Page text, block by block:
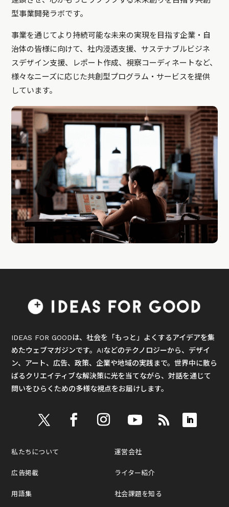
型事業開発ラボです。
事業を通じてより持続可能な未来の実現を目指す企業・自
治体の皆様に向けて、社内浸透支援、サステナブルビジネ
スデザイン支援、レポート作成、視察コーディネートなど、
様々なニーズに応じた共創型プログラム・サービスを提供
しています。
IDEAS FOR GOODは、社会を「もっと」よくするアイデアを集
めたウェブマガジンです。AIなどのテクノロジーから、デザイ
ン、アート、広告、政策、企業や地域の実践まで。世界中に散ら
ばるクリエイティブな解決策に光を当てながら、対話を通じて
問いをひらくための多様な視点をお届けします。
私たちについて
広告掲載
用語集
運営会社
ライター紹介
社会課題を知る